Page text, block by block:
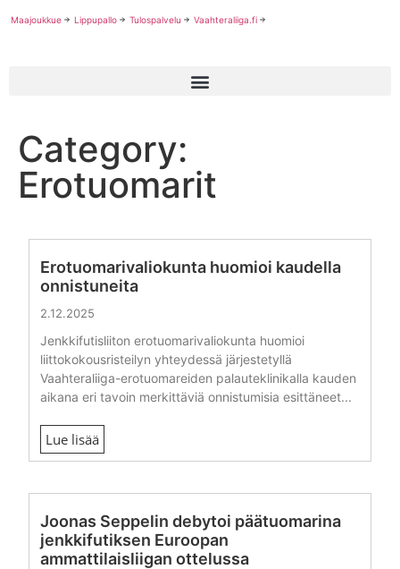
Maajoukkue Lippupallo Tulospalvelu Vaahteraliiga.fi
Category:
Erotuomarit
Erotuomarivaliokunta huomioi kaudella
onnistuneita
2.12.2025
Jenkkifutisliiton erotuomarivaliokunta huomioi
liittokokousristeilyn yhteydessä järjestetyllä
Vaahteraliiga-erotuomareiden palauteklinikalla kauden
aikana eri tavoin merkittäviä onnistumisia esittäneet...
Lue lisää
Joonas Seppelin debytoi päätuomarina
jenkkifutiksen Euroopan
ammattilaisliigan ottelussa